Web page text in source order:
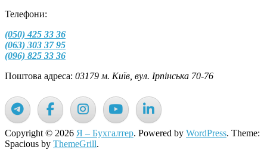
Телефони:
(050) 425 33 36
(063) 303 37 95
(096) 825 33 36
Поштова адреса: 03179 м. Київ, вул. Ірпінська 70-76
Copyright © 2026 Я – Бухгалтер. Powered by WordPress. Theme:
Spacious by ThemeGrill.